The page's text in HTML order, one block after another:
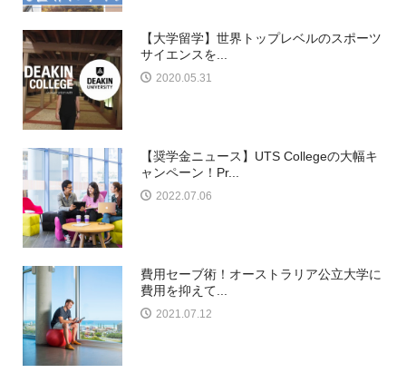
【大学留学】世界トップレベルのスポーツ
サイエンスを...
2020.05.31
【奨学金ニュース】UTS Collegeの大幅キ
ャンペーン！Pr...
2022.07.06
費用セーブ術！オーストラリア公立大学に
費用を抑えて...
2021.07.12